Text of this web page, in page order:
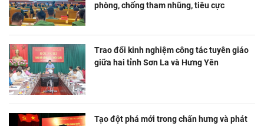
phòng, chống tham nhũng, tiêu cực
Trao đổi kinh nghiệm công tác tuyên giáo
giữa hai tỉnh Sơn La và Hưng Yên
Tạo đột phá mới trong chấn hưng và phát